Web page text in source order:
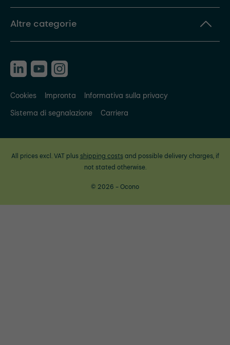
Altre categorie
Cookies Impronta
Informativa sulla privacy
Sistema di segnalazione
Carriera
All prices excl. VAT plus shipping costsand possible delivery charges, if
not stated otherwise.
© 2026 - Ocono